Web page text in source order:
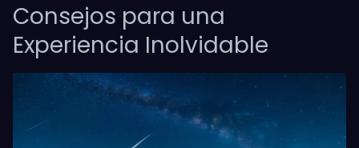
Consejos para una
Experiencia Inolvidable